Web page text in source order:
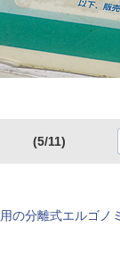
(5/11)
の分離式エルゴノ